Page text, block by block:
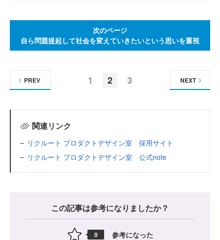
次のページ
自ら問題提起して社会を変えていきたいという思いを重視
1 2 3
PREV NEXT
関連リンク
リクルート プロダクトデザイン室 採用サイト
リクルート プロダクトデザイン室 公式note
この記事は参考になりましたか？
0 参考になった